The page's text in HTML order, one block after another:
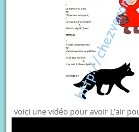
voici une vidéo pour avoir L’air